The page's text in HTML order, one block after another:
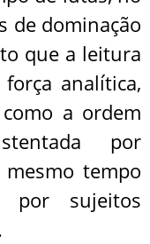
de dominação
que a leitura
analítica,
a ordem
por
mesmo tempo
por sujeitos